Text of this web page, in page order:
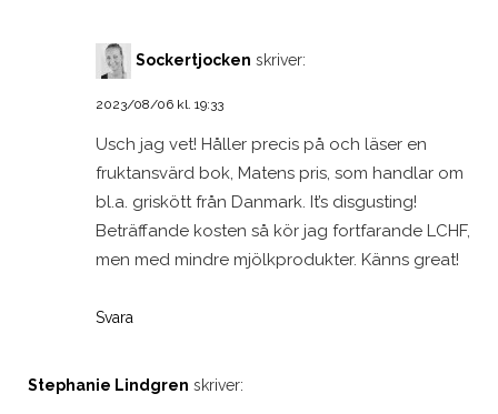
Sockertjocken skriver:
2023/08/06 kl. 19:33
Usch jag vet! Håller precis på och läser en
fruktansvärd bok, Matens pris, som handlar om
bl.a. griskött från Danmark. It’s disgusting!
Beträffande kosten så kör jag fortfarande LCHF,
men med mindre mjölkprodukter. Känns great!
Svara
Stephanie Lindgren skriver: